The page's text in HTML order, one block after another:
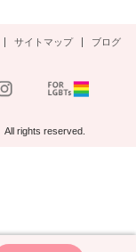
サイトマップ ブログ
All rights reserved.